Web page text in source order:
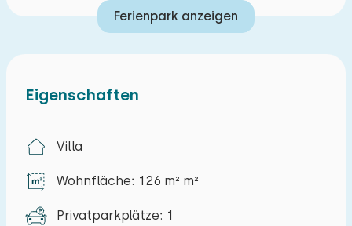
Bevorzugt buchbar, je nach Verfügbarkeit
(gegen Gebühr)
Terrasse am Wasser
Eigenschaften
Villa
Wohnfläche: 126 m² m²
Privatparkplätze: 1
Ferienpark anzeigen